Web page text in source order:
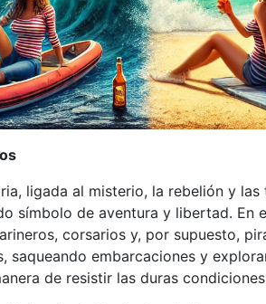
ligada al misterio, la rebelión y
símbolo de aventura y libertad. En
corsarios y, por supuesto,
embarcaciones y
de resistir las duras